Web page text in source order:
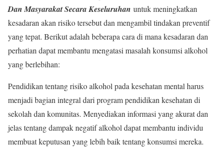
Dan Masyarakat Secara Keseluruhan untuk meningkatkan
kesadaran akan risiko tersebut dan mengambil tindakan preventif
yang tepat. Berikut adalah beberapa cara di mana kesadaran dan
perhatian dapat membantu mengatasi masalah konsumsi alkohol
yang berlebihan:
Pendidikan tentang risiko alkohol pada kesehatan mental harus
menjadi bagian integral dari program pendidikan kesehatan di
sekolah dan komunitas. Menyediakan informasi yang akurat dan
jelas tentang dampak negatif alkohol dapat membantu individu
membuat keputusan yang lebih baik tentang konsumsi mereka.